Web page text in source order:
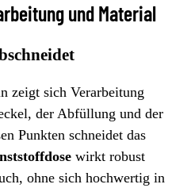
und Material
zeigt sich Verarbeitung
der Abfüllung und der
Punkten schneidet das
wirkt robust
ohne sich hochwertig in